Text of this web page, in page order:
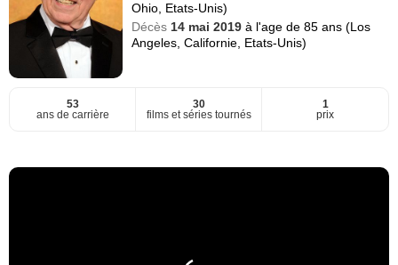
Ohio, Etats-Unis)
Décès 14 mai 2019à l'age de 85 ans (Los
Angeles, Californie, Etats-Unis)
53
ans de carrière
30
films et séries tournés
1
prix